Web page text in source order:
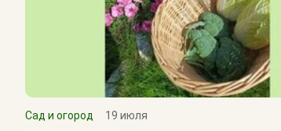
Сад и огород 19 июля